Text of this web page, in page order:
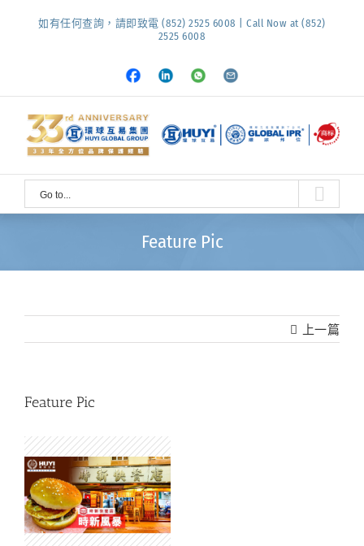
如有任何查詢，請即致電 (852) 2525 6008 | Call Now at (852)
2525 6008
Facebook
LinkedInWhatsapp
Email
Go to...
Feature Pic
上一篇
Feature Pic